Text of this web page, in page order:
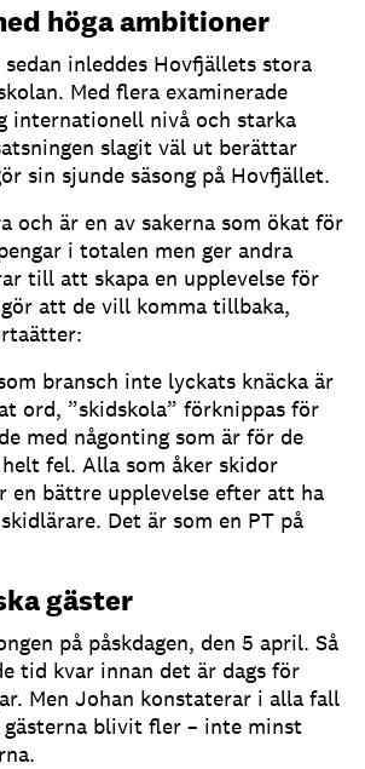
höga ambitioner
inleddes Hovfjällets stora
Med flera examinerade
internationell nivå och starka
slagit väl ut berättar
sin sjunde säsong på Hovfjället.
och är en av sakerna som ökat för
i totalen men ger andra
till att skapa en upplevelse för
att de vill komma tillbaka,
bransch inte lyckats knäcka är
ord, ”skidskola” förknippas för
med någonting som är för de
fel. Alla som åker skidor
en bättre upplevelse efter att ha
Det är som en PT på
gäster
på påskdagen, den 5 april. Så
tid kvar innan det är dags för
Men Johan konstaterar i alla fall
blivit fler – inte minst